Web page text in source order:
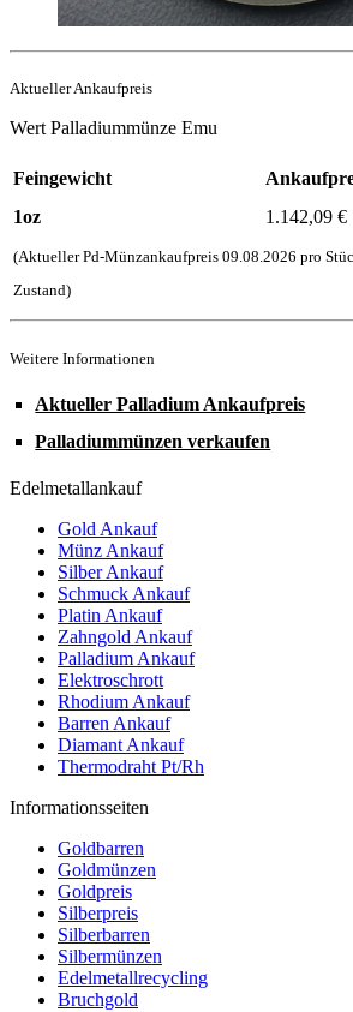
Aktueller Ankaufpreis
Wert Palladiummünze Emu
Feingewicht
1oz
1.142,09 €
(Aktueller Pd-Münzankaufpreis 09.08.2026 pro
Zustand)
Weitere Informationen
Aktueller Palladium Ankaufpreis
Palladiummünzen verkaufen
Edelmetallankauf
Gold Ankauf
Münz Ankauf
Silber Ankauf
Schmuck Ankauf
Platin Ankauf
Zahngold Ankauf
Palladium Ankauf
Elektroschrott
Rhodium Ankauf
Barren Ankauf
Diamant Ankauf
Thermodraht Pt/Rh
Informationsseiten
Goldbarren
Goldmünzen
Goldpreis
Silberpreis
Silberbarren
Silbermünzen
Edelmetallrecycling
Bruchgold